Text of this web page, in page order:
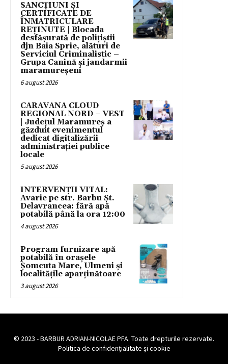
SANCȚIUNI ȘI
CERTIFICATE DE
ÎNMATRICULARE
REȚINUTE | Blocada
desfășurată de polițiștii
djn Baia Sprie, alături de
Serviciul Criminalistic –
Grupa Canină și jandarmii
maramureșeni
6 august 2026
CARAVANA CLOUD
REGIONAL NORD – VEST
| Județul Maramureș a
găzduit evenimentul
dedicat digitalizării
administrației publice
locale
5 august 2026
INTERVENȚII VITAL:
Avarie pe str. Barbu Șt.
Delavrancea: fără apă
potabilă până la ora 12:00
4 august 2026
Program furnizare apă
potabilă în orașele
Șomcuta Mare, Ulmeni și
localitățile aparținătoare
3 august 2026
© 2023 - BARBUR ADRIAN-NICOLAE PFA. Toate drepturile rezervate.
Politica de confidențialitate și cookie